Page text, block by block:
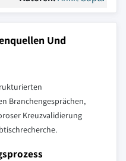
Und
Branchengesprächen,
Kreuzvalidierung